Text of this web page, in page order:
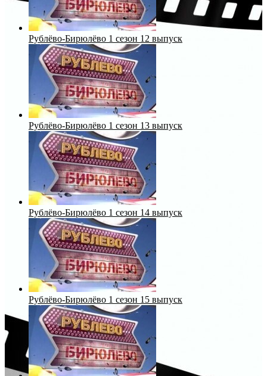
Рублёво-Бирюлёво 1 сезон 12 выпуск
Рублёво-Бирюлёво 1 сезон 13 выпуск
Рублёво-Бирюлёво 1 сезон 14 выпуск
Рублёво-Бирюлёво 1 сезон 15 выпуск